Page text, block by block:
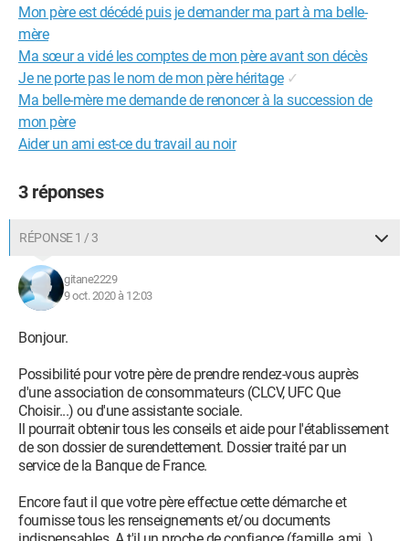
Mon père est décédé puis je demander ma part à ma belle-
mère
Ma sœur a vidé les comptes de mon père avant son décès
Je ne porte pas le nom de mon père héritage ✓
Ma belle-mère me demande de renoncer à la succession de
mon père
Aider un ami est-ce du travail au noir
3 réponses
RÉPONSE 1 / 3
gitane2229
9 oct. 2020 à 12:03
Bonjour.
Possibilité pour votre père de prendre rendez-vous auprès
d'une association de consommateurs (CLCV, UFC Que
Choisir...) ou d'une assistante sociale.
Il pourrait obtenir tous les conseils et aide pour l'établissement
de son dossier de surendettement. Dossier traité par un
service de la Banque de France.
Encore faut il que votre père effectue cette démarche et
fournisse tous les renseignements et/ou documents